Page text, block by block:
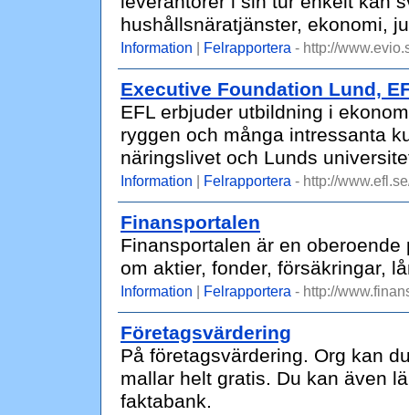
hushållsnäratjänster, ekonomi,
Information | Felrapportera - http://
Executive Foundation Lund,
EFL erbjuder utbildning i
ryggen och många intressanta
näringslivet och Lunds
Information | Felrapportera - http://
Finansportalen
Finansportalen är en
om aktier, fonder, försäkringar,
Information | Felrapportera - http://
Företagsvärdering
På företagsvärdering. Org kan
mallar helt gratis. Du kan även
faktabank.